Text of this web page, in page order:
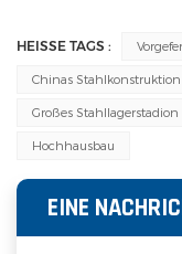
HEISSE TAGS :
Chinas Stahlkonstruktion
Großes Stahllagerstadion
Hochhausbau
EINE